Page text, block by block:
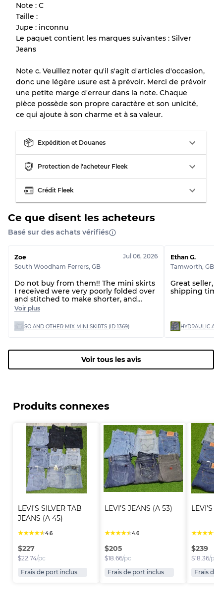
de chaque article avant l'achat.
Il y a une marge d'erreur allant jusqu'à10%
en raison de la vente en gros
Notre système à 3 niveaux
Qualité A Presque neuf, usure légère
Qualité CUsure visible avec taches
Répartition pour ratios mixtes
30% A, 40% B, 30% C
Note : C
Taille :
Jupe : inconnu
Le paquet contient les marques suivantes : Silver
Jeans
Note c. Veuillez noter qu'il s'agit d'articles d'occasion,
donc une légère usure est à prévoir. Merci de prévoir
une petite marge d'erreur dans la note. Chaque
pièce possède son propre caractère et son unicité,
ce qui ajoute à son charme et à sa valeur.
Expédition et Douanes
Protection de l'acheteur Fleek
Crédit Fleek
Ce que disent les acheteurs
Basé sur des achats vérifiés
Zoe
South Woodham Ferrers, GB
Jul 06, 2026
Do not buy from them!! The mini skirts
I received were very poorly folded over
and stitched to make shorter, and
there are huge stains on 2 of the skirts,
which are un-washable!! The customer
service to resolve this issue is
absolutely horrific, saying the quality is
when my reselling could be effective
with bad reviews! I will never be
buying from them again! AVOID!!!!
Voir plus
SO AND OTHER MIX MINI SKIRTS (ID 1369)
Ethan G.
Tamworth, GB
Great seller,
shipping time
Voir tous les avis
Produits connexes
LEVI’S SILVER TAB
JEANS (A 45)
★★★★★4.6
$227
$22.74/pc
Frais de port inclus
LEVI’S JEANS (A 53)
★★★★★4.6
$205
$18.66/pc
Frais de port inclus
LEVI’S
★★★★★
$239
$18.36/pc
Frais de